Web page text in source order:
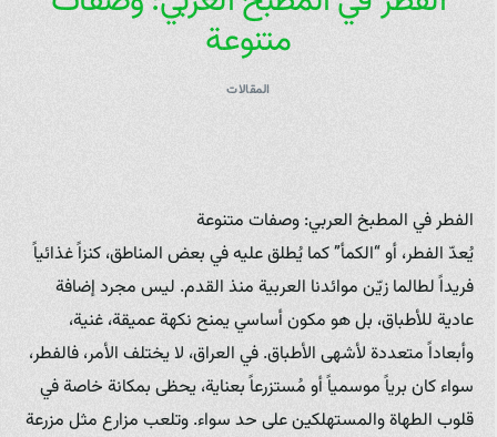
متنوعة
المقالات
الفطر في المطبخ العربي: وصفات متنوعة
يُعدّ الفطر، أو “الكمأ” كما يُطلق عليه في بعض المناطق، كنزاً غذائياً
فريداً لطالما زيّن موائدنا العربية منذ القدم. ليس مجرد إضافة
عادية للأطباق، بل هو مكون أساسي يمنح نكهة عميقة، غنية،
وأبعاداً متعددة لأشهى الأطباق. في العراق، لا يختلف الأمر، فالفطر،
سواء كان برياً موسمياً أو مُستزرعاً بعناية، يحظى بمكانة خاصة في
قلوب الطهاة والمستهلكين على حد سواء. وتلعب مزارع مثل مزرعة